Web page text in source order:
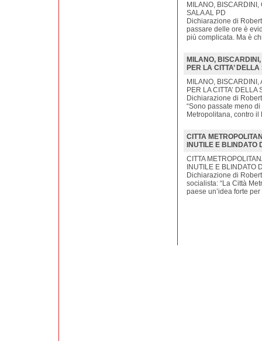
MILANO, BISCARDINI,
SALA AL PD
Dichiarazione di
passare delle ore è
più complicata. Ma è
MILANO,
PER LA CITTA’
MILANO, BISCARDINI,
PER LA CITTA’ DELLA
Dichiarazione di
“Sono passate meno
Metropolitana, contro il
CITTA
INUTILE E BLINDATO
CITTA
INUTILE E BLINDATO
Dichiarazione di
socialista: “La Città
paese un’idea forte